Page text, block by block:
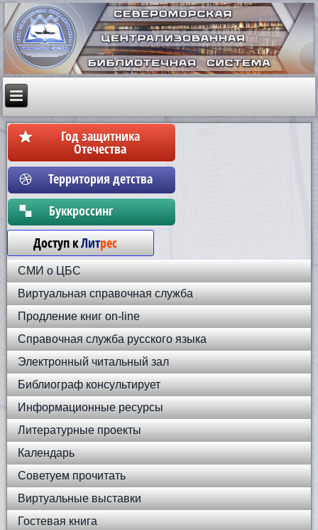
Год защитника
Отечества
Территория детства
Бyккpoccинг
Доступ кЛитрес
СМИ о ЦБС
Виртуальная справочная служба
Продление книг on-line
Справочная служба русского языка
Электронный читальный зал
Библиограф консультирует
Информационные ресурсы
Литературные проекты
Календарь
Советуем прочитать
Виртуальные выставки
Гостевая книга